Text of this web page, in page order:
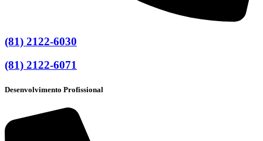
(81) 2122-6030
(81) 2122-6071
Desenvolvimento Profissional